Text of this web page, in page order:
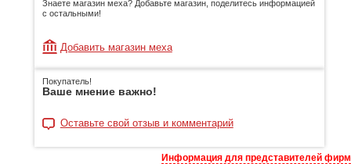
Знаете магазин меха? Добавьте магазин, поделитесь информацией
с остальными!
Добавить магазин меха
Покупатель!
Ваше мнение важно!
Оставьте свой отзыв и комментарий
Информация для представителей фирм